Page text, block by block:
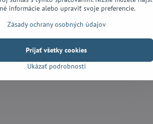
informácie alebo upraviť svoje preferencie.
Zásady ochrany osobných údajov
Ukázať podrobnosti
Prijať všetky cookies